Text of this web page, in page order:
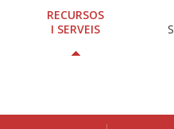
RECURSOS
I SERVEIS